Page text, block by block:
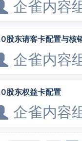
企雀内容
股东请客卡配置与核
企雀内容
股东权益卡配置
企雀内容